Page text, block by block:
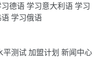
德语 学习意大利语 学习
学习俄语
平测试加盟计划 新闻中心